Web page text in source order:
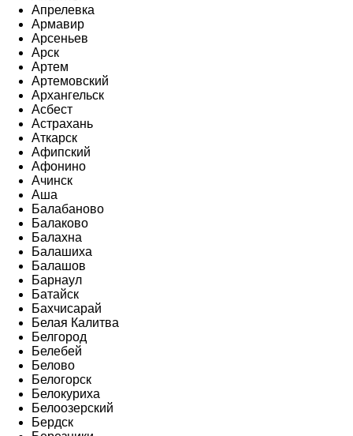
Апрелевка
Армавир
Арсеньев
Арск
Артем
Артемовский
Архангельск
Асбест
Астрахань
Аткарск
Афипский
Афонино
Ачинск
Аша
Балабаново
Балаково
Балахна
Балашиха
Балашов
Барнаул
Батайск
Бахчисарай
Белая Калитва
Белгород
Белебей
Белово
Белогорск
Белокуриха
Белоозерский
Бердск